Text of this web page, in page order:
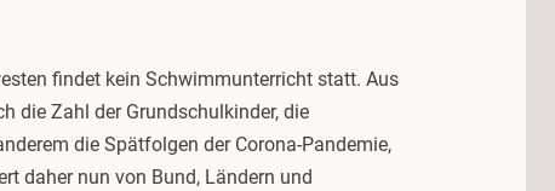
findet kein Schwimmunterricht statt. Aus
die Zahl der Grundschulkinder, die
die Spätfolgen der Corona-Pandemie,
daher nun von Bund, Ländern und